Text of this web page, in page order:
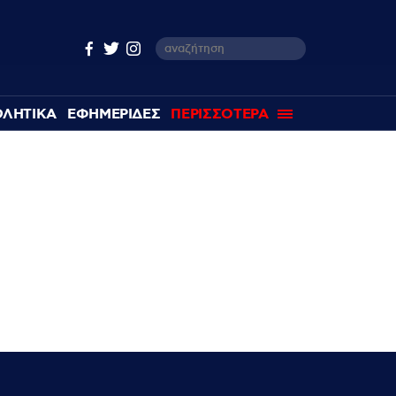
ΕΦΗΜΕΡΙΔΕΣ ΠΕΡΙΣΣΟΤΕΡΑ